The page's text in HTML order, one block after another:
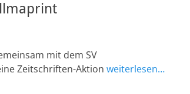
mit dem SV
Zeitschriften-Aktion weiterlesen…